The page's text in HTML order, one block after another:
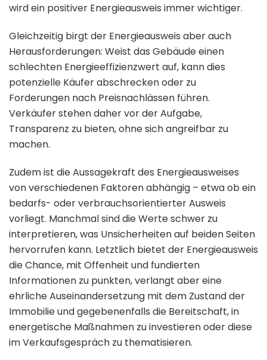
wird ein positiver Energieausweis immer wichtiger.
Gleichzeitig birgt der Energieausweis aber auch
Herausforderungen: Weist das Gebäude einen
schlechten Energieeffizienzwert auf, kann dies
potenzielle Käufer abschrecken oder zu
Forderungen nach Preisnachlässen führen.
Verkäufer stehen daher vor der Aufgabe,
Transparenz zu bieten, ohne sich angreifbar zu
machen.
Zudem ist die Aussagekraft des Energieausweises
von verschiedenen Faktoren abhängig – etwa ob ein
bedarfs- oder verbrauchsorientierter Ausweis
vorliegt. Manchmal sind die Werte schwer zu
interpretieren, was Unsicherheiten auf beiden Seiten
hervorrufen kann. Letztlich bietet der Energieausweis
die Chance, mit Offenheit und fundierten
Informationen zu punkten, verlangt aber eine
ehrliche Auseinandersetzung mit dem Zustand der
Immobilie und gegebenenfalls die Bereitschaft, in
energetische Maßnahmen zu investieren oder diese
im Verkaufsgespräch zu thematisieren.